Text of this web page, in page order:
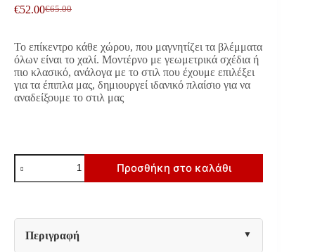
€65.00
Original
was:
€65.00.
€52.00Η
τιμή
είναι:
€52.00.
Το επίκεντρο κάθε χώρου, που μαγνητίζει τα βλέμματα
όλων είναι το χαλί. Μοντέρνο με γεωμετρικά σχέδια ή
πιο κλασικό, ανάλογα με το στιλ που έχουμε επιλέξει
για τα έπιπλα μας, δημιουργεί ιδανικό πλαίσιο για να
αναδείξουμε το στιλ μας
ΧΑΛΙ
Fylliana
Rug
70x140εκ
ποσότητα
Προσθήκη στο καλάθι
Περιγραφή